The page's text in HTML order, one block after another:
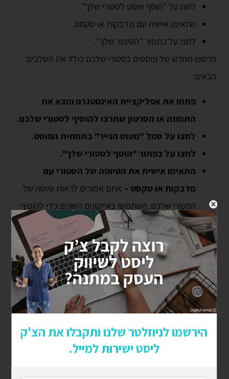
לחצו על "הוסף פוסט לסטורי שלך".
התאימו אישית עם מדבקות או טקסט.
לחצו על כתפור "הסיפור שלך".
פרסום מחדש של פוסטים בסטורי שלכם כולל את השלבים
הבאים:
פתחו את אפליקציית האינסטגרם ומצא את
התמונה או הסרטון שתרצו להוסיף לסטורי שלכם.
לחצו על סמל "מטוס הנייר" בתחתית הפוסט.
לחצו על כפתור "הוסף לסטורי שלך".
התאימו אישית את הטיוטה של הסטורי עם
מדבקות או טקסט – אתם אמורים לראות טיוטה של
הסטורי שלכם. השתמשו באייקונים השונים כדי להוסיף
צבעים, טקסט, מדבקות והנפשות אחרות.
לחצו על כפתור "הסטורי שלך" בפינה השמאלית
התחתונה –יש לכם גם אפשרות ללחוץ על "חברים
קרובים" בפינה הימנית התחתונה, אם אתם רוצים שרק
קבוצה נבחרת של אנשים תראה את הסטורי שלכם. אחרי
כל זה, הפוסט ששיתפתם מחדש אמור להופיע בסטורי
שלכם.
עם פרסום סטורי, יש לפעול לפי אותן שיטות עבודה מומלצות